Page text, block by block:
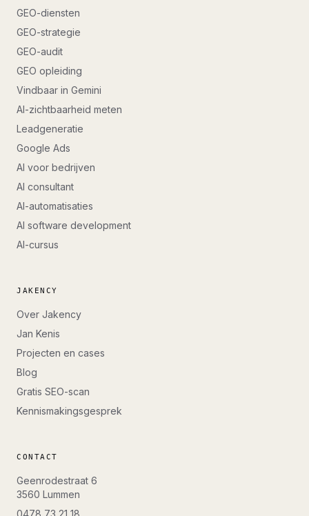
GEO-diensten
GEO-strategie
GEO-audit
GEO opleiding
Vindbaar in Gemini
AI-zichtbaarheid meten
Leadgeneratie
Google Ads
AI voor bedrijven
AI consultant
AI-automatisaties
AI software development
AI-cursus
JAKENCY
Over Jakency
Jan Kenis
Projecten en cases
Blog
Gratis SEO-scan
Kennismakingsgesprek
CONTACT
Geenrodestraat 6
3560 Lummen
0478 73 21 18